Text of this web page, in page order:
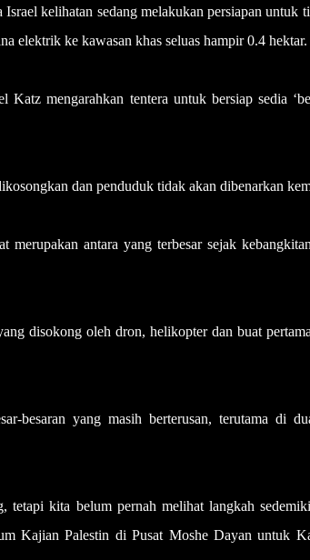
Israel kelihatan sedang melakukan persiapan untuk
elektrik ke kawasan khas seluas hampir 0.4 hektar.
Katz mengarahkan tentera untuk bersiap sedia
dan penduduk tidak akan dibenarkan
merupakan antara yang terbesar sejak
disokong oleh dron, helikopter dan buat
besaran yang masih berterusan, terutama di
tetapi kita belum pernah melihat langkah
Kajian Palestin di Pusat Moshe Dayan untuk